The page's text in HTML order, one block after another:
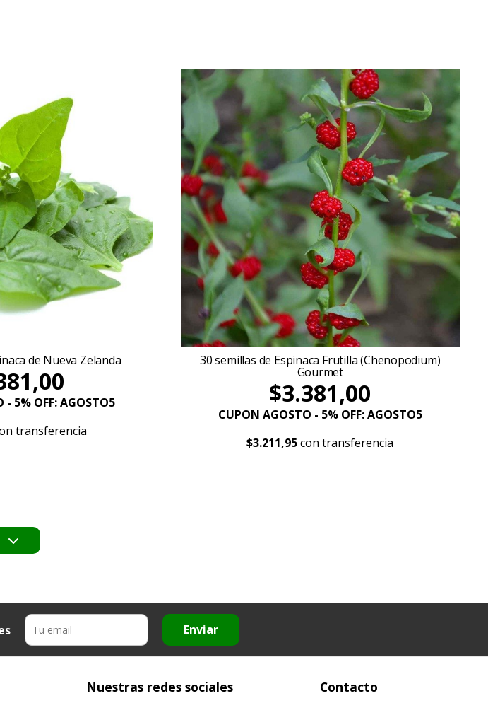
de Nueva Zelanda
- 5% OFF: AGOSTO5
transferencia
30 semillas de Espinaca Frutilla (Chenopodium)
Gourmet
$3.381,00
CUPON AGOSTO - 5% OFF: AGOSTO5
$3.211,95con transferencia
Enviar
Nuestras redes sociales Contacto